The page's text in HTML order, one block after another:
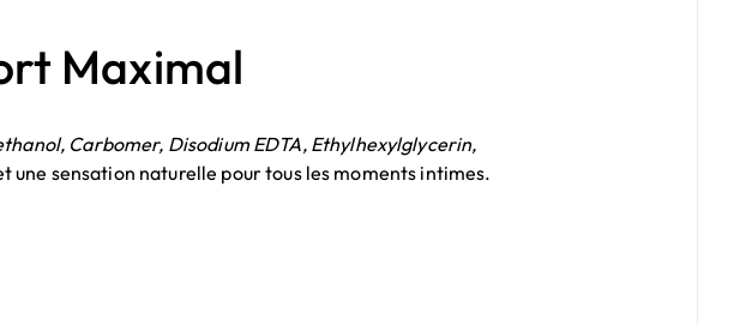
Maximal
Carbomer, Disodium EDTA, Ethylhexylglycerin,
sensation naturelle pour tous les moments intimes.